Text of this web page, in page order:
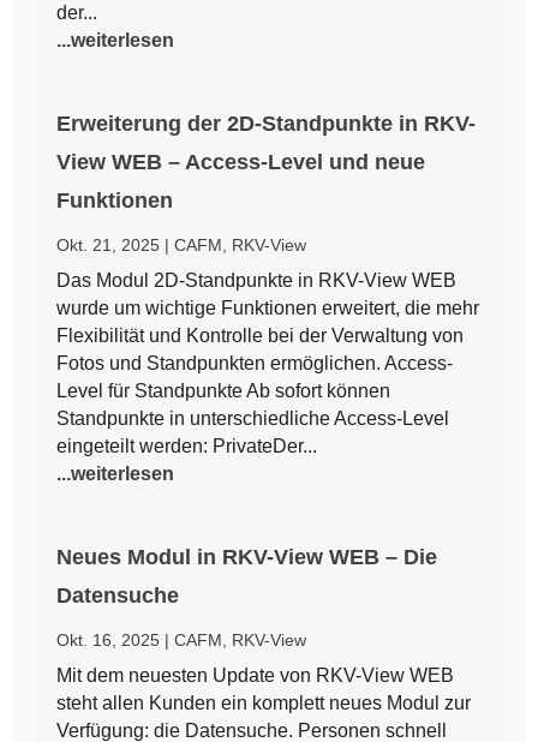
der...
...weiterlesen
Erweiterung der 2D-Standpunkte in RKV-
View WEB – Access-Level und neue
Funktionen
Okt. 21, 2025 |CAFM RKV-View
Das Modul 2D-Standpunkte in RKV-View WEB
wurde um wichtige Funktionen erweitert, die mehr
Flexibilität und Kontrolle bei der Verwaltung von
Fotos und Standpunkten ermöglichen. Access-
Level für Standpunkte Ab sofort können
Standpunkte in unterschiedliche Access-Level
eingeteilt werden: PrivateDer...
...weiterlesen
Neues Modul in RKV-View WEB – Die
Datensuche
Okt. 16, 2025 |CAFM RKV-View
Mit dem neuesten Update von RKV-View WEB
steht allen Kunden ein komplett neues Modul zur
Verfügung: die Datensuche. Personen schnell